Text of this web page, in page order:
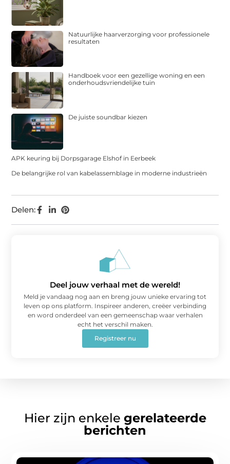
Delen:
Natuurlijke haarverzorging voor professionele
resultaten
Handboek voor een gezellige woning en een
onderhoudsvriendelijke tuin
De juiste soundbar kiezen
APK keuring bij Dorpsgarage Elshof in Eerbeek
De belangrijke rol van kabelassemblage in moderne industrieën
Deel jouw verhaal met de wereld!
Meld je vandaag nog aan en breng jouw unieke ervaring tot
leven op ons platform. Inspireer anderen, creëer verbinding
en word onderdeel van een gemeenschap waar verhalen
echt het verschil maken.
Registreer nu
Hier zijn enkele gerelateerde
berichten